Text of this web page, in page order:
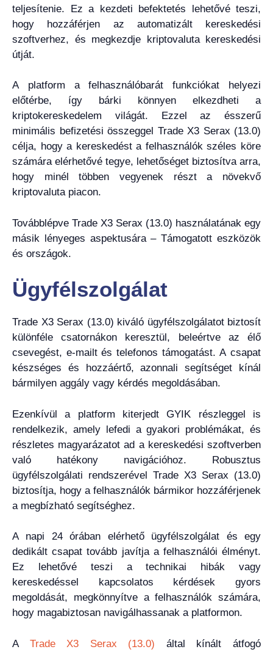
teljesítenie. Ez a kezdeti befektetés lehetővé teszi,
hogy hozzáférjen az automatizált kereskedési
szoftverhez, és megkezdje kriptovaluta kereskedési
útját.
A platform a felhasználóbarát funkciókat helyezi
előtérbe, így bárki könnyen elkezdheti a
kriptokereskedelem világát. Ezzel az ésszerű
minimális befizetési összeggel Trade X3 Serax (13.0)
célja, hogy a kereskedést a felhasználók széles köre
számára elérhetővé tegye, lehetőséget biztosítva arra,
hogy minél többen vegyenek részt a növekvő
kriptovaluta piacon.
Továbblépve Trade X3 Serax (13.0) használatának egy
másik lényeges aspektusára – Támogatott eszközök
és országok.
Ügyfélszolgálat
Trade X3 Serax (13.0) kiváló ügyfélszolgálatot biztosít
különféle csatornákon keresztül, beleértve az élő
csevegést, e-mailt és telefonos támogatást. A csapat
készséges és hozzáértő, azonnali segítséget kínál
bármilyen aggály vagy kérdés megoldásában.
Ezenkívül a platform kiterjedt GYIK részleggel is
rendelkezik, amely lefedi a gyakori problémákat, és
részletes magyarázatot ad a kereskedési szoftverben
való hatékony navigációhoz. Robusztus
ügyfélszolgálati rendszerével Trade X3 Serax (13.0)
biztosítja, hogy a felhasználók bármikor hozzáférjenek
a megbízható segítséghez.
A napi 24 órában elérhető ügyfélszolgálat és egy
dedikált csapat tovább javítja a felhasználói élményt.
Ez lehetővé teszi a technikai hibák vagy
kereskedéssel kapcsolatos kérdések gyors
megoldását, megkönnyítve a felhasználók számára,
hogy magabiztosan navigálhassanak a platformon.
A Trade X3 Serax (13.0) által kínált átfogó